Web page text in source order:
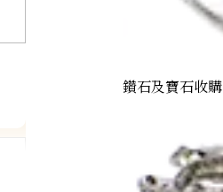
鑽石及寶石收購